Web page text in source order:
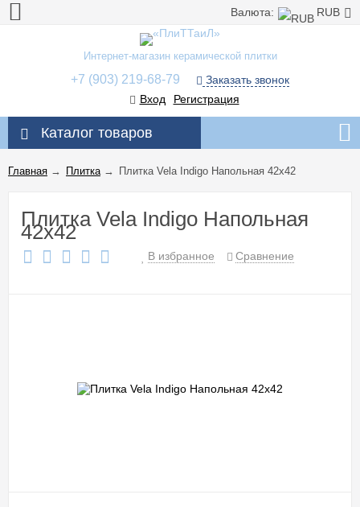
Валюта: RUB
Интернет-магазин керамической плитки
+7 (903) 219-68-79
Заказать звонок
Вход
Регистрация
Каталог товаров
Главная → Плитка→ Плитка Vela Indigo Напольная 42x42
Плитка Vela Indigo Напольная
42x42
В избранное Сравнение